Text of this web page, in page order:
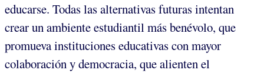
educarse. Todas las alternativas futuras intentan
crear un ambiente estudiantil más benévolo, que
promueva instituciones educativas con mayor
colaboración y democracia, que alienten el